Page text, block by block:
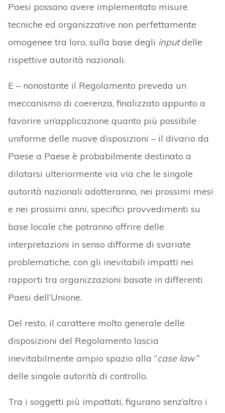
Paesi possano avere implementato misure
tecniche ed organizzative non perfettamente
omogenee tra loro, sulla base degli inputdelle
rispettive autorità nazionali.
E – nonostante il Regolamento preveda un
meccanismo di coerenza, finalizzato appunto a
favorire un’applicazione quanto più possibile
uniforme delle nuove disposizioni – il divario da
Paese a Paese è probabilmente destinato a
dilatarsi ulteriormente via via che le singole
autorità nazionali adotteranno, nei prossimi mesi
e nei prossimi anni, specifici provvedimenti su
base locale che potranno offrire delle
interpretazioni in senso difforme di svariate
problematiche, con gli inevitabili impatti nei
rapporti tra organizzazioni basate in differenti
Paesi dell’Unione.
Del resto, il carattere molto generale delle
disposizioni del Regolamento lascia
inevitabilmente ampio spazio alla “case law”
delle singole autorità di controllo.
Tra i soggetti più impattati, figurano senz’altro i